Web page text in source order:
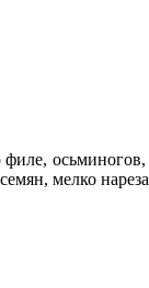
мелко